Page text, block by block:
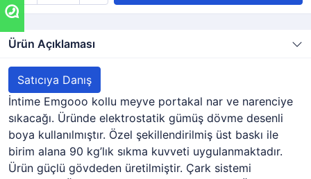
Ürün Açıklaması
Satıcıya Danış
İntime Emgooo kollu meyve portakal nar ve narenciye
sıkacağı. Üründe elektrostatik gümüş dövme desenli
boya kullanılmıştır. Özel şekillendirilmiş üst baskı ile
birim alana 90 kg’lık sıkma kuvveti uygulanmaktadır.
Ürün güçlü gövdeden üretilmiştir. Çark sistemi